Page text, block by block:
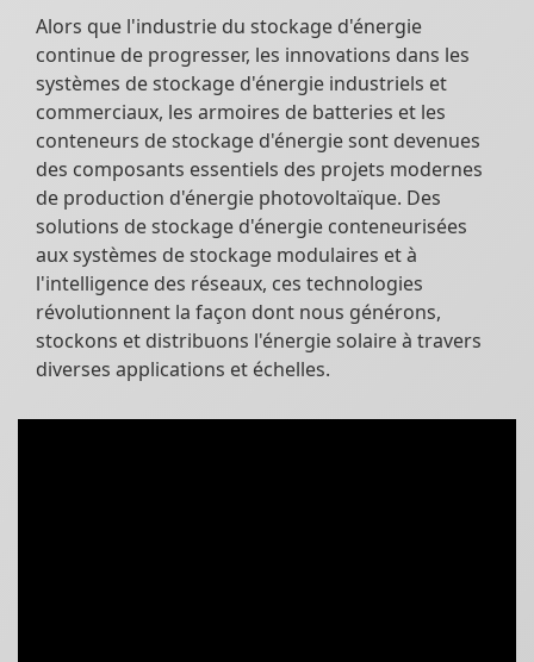
Alors que l'industrie du stockage d'énergie
continue de progresser, les innovations dans les
systèmes de stockage d'énergie industriels et
commerciaux, les armoires de batteries et les
conteneurs de stockage d'énergie sont devenues
des composants essentiels des projets modernes
de production d'énergie photovoltaïque. Des
solutions de stockage d'énergie conteneurisées
aux systèmes de stockage modulaires et à
l'intelligence des réseaux, ces technologies
révolutionnent la façon dont nous générons,
stockons et distribuons l'énergie solaire à travers
diverses applications et échelles.